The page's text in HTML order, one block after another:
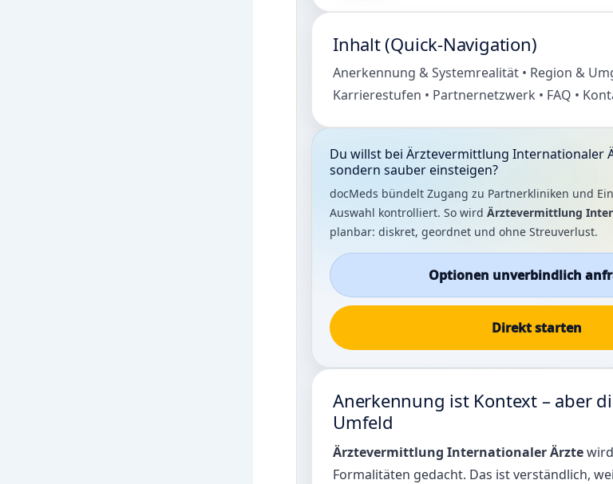
Inhalt (Quick-Navigation)
Anerkennung & Systemrealität • Region &
Karrierestufen • Partnernetzwerk • FAQ •
Du willst bei Ärztevermittlung Internationaler
sondern sauber einsteigen?
docMeds bündelt Zugang zu Partnerkliniken und
Auswahl kontrolliert. So wird Ärztevermittlung
planbar: diskret, geordnet und ohne Streuverlust.
Optionen unverbindlich
Direkt starten
Anerkennung ist Kontext – aber
Umfeld
Ärztevermittlung Internationaler Ärzte
Formalitäten gedacht. Das ist verständlich,